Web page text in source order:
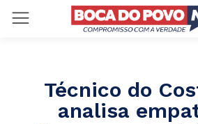
Técnico do
analisa